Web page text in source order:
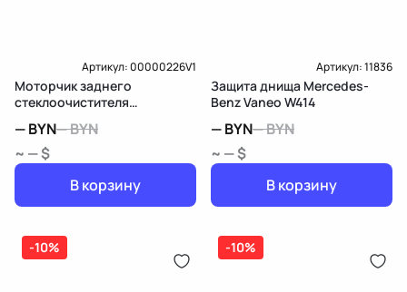
Артикул:00000226V1
Моторчик заднего
стеклоочистителя
Vaneo W414
—BYN—BYN
~ — $
В корзину
Артикул:11836
Защита днища Mercedes-
Benz Vaneo W414
—BYN—BYN
~ — $
В корзину
-10% -10%